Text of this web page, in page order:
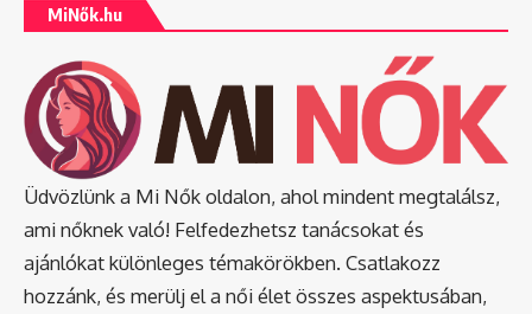
MiNők.hu
Üdvözlünk a Mi Nők oldalon, ahol mindent megtalálsz,
ami nőknek való! Felfedezhetsz tanácsokat és
ajánlókat különleges témakörökben. Csatlakozz
hozzánk, és merülj el a női élet összes aspektusában,